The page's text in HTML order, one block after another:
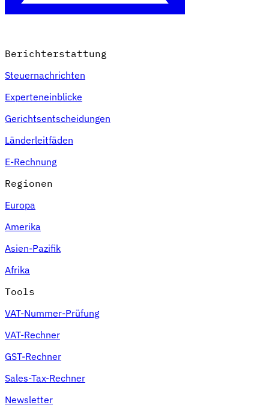
Berichterstattung
Steuernachrichten
Experteneinblicke
Gerichtsentscheidungen
Länderleitfäden
E-Rechnung
Regionen
Europa
Amerika
Asien-Pazifik
Afrika
Tools
VAT-Nummer-Prüfung
VAT-Rechner
GST-Rechner
Sales-Tax-Rechner
Newsletter